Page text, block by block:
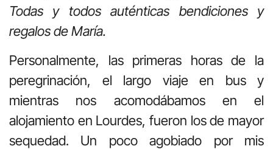
Todas y todos auténticas bendiciones y
regalos de María.
Personalmente, las primeras horas de la
peregrinación, el largo viaje en bus y
mientras nos acomodábamos en el
alojamiento en Lourdes, fueron los de mayor
sequedad. Un poco agobiado por mis